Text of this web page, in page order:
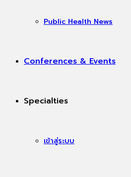
Public Health News
Conferences & Events
Specialties
เข้าสู่ระบบ